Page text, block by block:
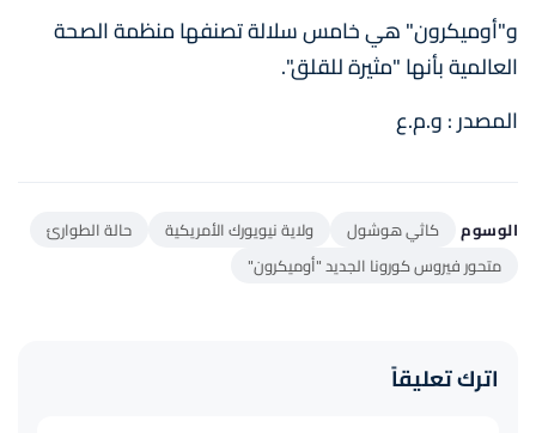
و"أوميكرون" هي خامس سلالة تصنفها منظمة الصحة
العالمية بأنها "مثيرة للقلق".
المصدر : و.م.ع
الوسوم كاثي هوشول ولاية نيويورك الأمريكية
حالة الطوارئ
متحور فيروس كورونا الجديد "أوميكرون"
اترك تعليقاً